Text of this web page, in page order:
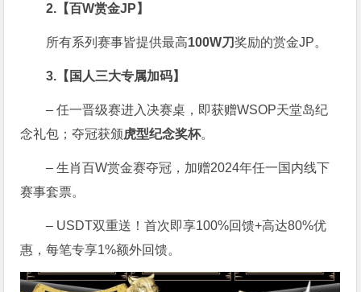
2.【百W赏金JP】
所有系列赛事皆提供最高100W刀奖励的赏金JP。
3.【国人三大专属加码】
– 任一晋级赛进入决赛桌，即获赠WSOP天堂岛纪
念礼包；夺冠获颁虎型纪念奖杯。
– 生肖百W赏金赛夺冠，加赠2024年任一国内线下
赛事套票。
– USDT双重送！首次即享100%回馈+高达80%优
惠，每笔专享1%额外回馈。